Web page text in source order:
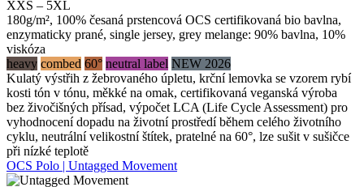
XXS – 5XL
180g/m², 100% česaná prstencová OCS certifikovaná bio bavlna,
enzymaticky prané, single jersey, grey melange: 90% bavlna, 10%
viskóza
heavy combed 60° neutral label NEW 2026
Kulatý výstřih z žebrovaného úpletu, krční lemovka se vzorem rybí
kosti tón v tónu, měkké na omak, certifikovaná veganská výroba
bez živočišných přísad, výpočet LCA (Life Cycle Assessment) pro
vyhodnocení dopadu na životní prostředí během celého životního
cyklu, neutrální velikostní štítek, pratelné na 60°, lze sušit v sušičce
při nízké teplotě
OCS Polo | Untagged Movement